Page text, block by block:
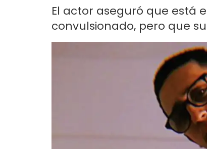
El actor aseguró que está
convulsionado, pero que